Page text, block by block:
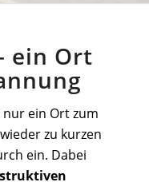
ein Ort
ein Ort zum
zu kurzen
ein. Dabei